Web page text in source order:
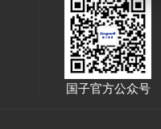
国子官方公众号